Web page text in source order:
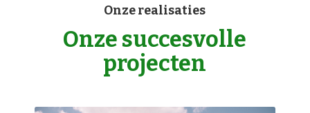
Onze realisaties
Onze succesvolle
projecten